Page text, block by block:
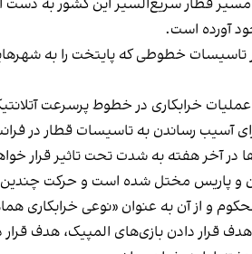
قطار سریع‌السیر این کشور به
آورده است.
تاسیسات خطوطی که پایتخت را به
خرابکاری در خطوط پرسرعت
آسیب رساندن به تاسیسات قطار در
در آخر هفته به شدت تحت تاثیر قرار
شده است و حرکت چندین قطار لغو شده و
و از آن به عنوان «نوعی خرابکاری
قرار دادن بازی‌های المپیک، هدف